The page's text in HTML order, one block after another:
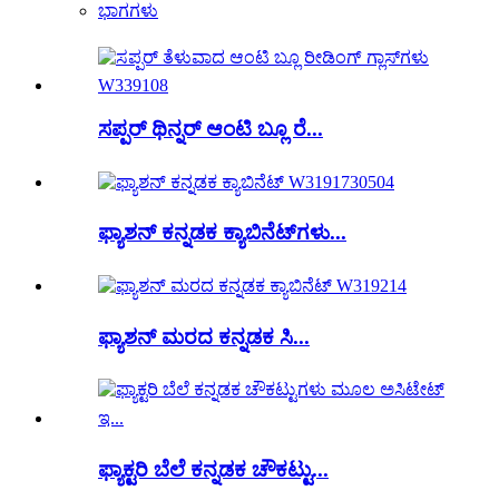
ಭಾಗಗಳು
ಸಪ್ಪರ್ ಥಿನ್ನರ್ ಆಂಟಿ ಬ್ಲೂ ರೆ...
ಫ್ಯಾಶನ್ ಕನ್ನಡಕ ಕ್ಯಾಬಿನೆಟ್‌ಗಳು...
ಫ್ಯಾಶನ್ ಮರದ ಕನ್ನಡಕ ಸಿ...
ಫ್ಯಾಕ್ಟರಿ ಬೆಲೆ ಕನ್ನಡಕ ಚೌಕಟ್ಟು...